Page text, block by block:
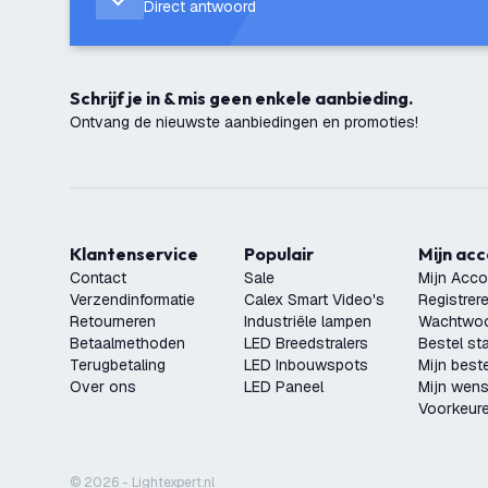
Direct antwoord
Schrijf je in & mis geen enkele aanbieding.
Ontvang de nieuwste aanbiedingen en promoties!
Klantenservice
Contact
Verzendinformatie
Retourneren
Betaalmethoden
Terugbetaling
Over ons
Populair
Sale
Calex Smart Video's
Industriële lampen
LED Breedstralers
LED Inbouwspots
LED Paneel
Mijn
Mijn
Bestel
Mijn
Mijn
© 2026 - Lightexpert.nl